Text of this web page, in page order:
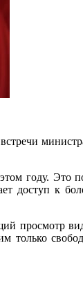
году. Это
доступ к
просмотр
только